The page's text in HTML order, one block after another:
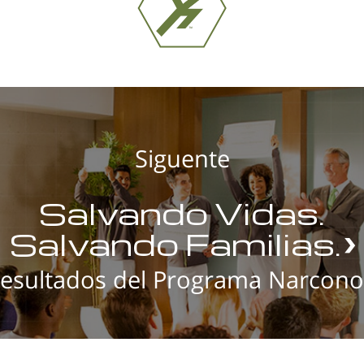
Siguente
Salvando Vidas.
Salvando Familias.
del Programa